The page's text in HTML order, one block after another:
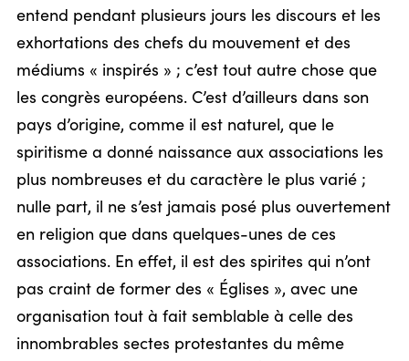
entend pendant plusieurs jours les discours et les
exhortations des chefs du mouvement et des
médiums « inspirés » ; c’est tout autre chose que
les congrès européens. C’est d’ailleurs dans son
pays d’origine, comme il est naturel, que le
spiritisme a donné naissance aux associations les
plus nombreuses et du caractère le plus varié ;
nulle part, il ne s’est jamais posé plus ouvertement
en religion que dans quelques-unes de ces
associations. En effet, il est des spirites qui n’ont
pas craint de former des « Églises », avec une
organisation tout à fait semblable à celle des
innombrables sectes protestantes du même